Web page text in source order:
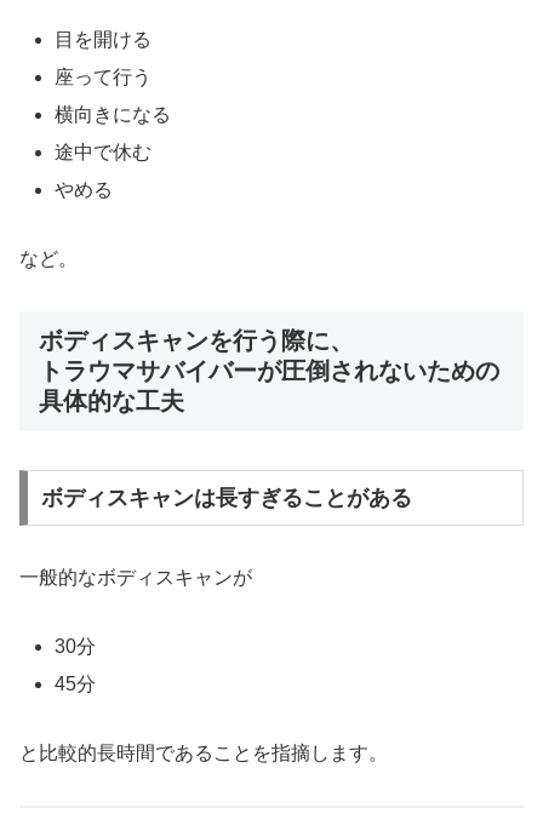
目を開ける
座って行う
横向きになる
途中で休む
やめる
など。
ボディスキャンを行う際に、
トラウマサバイバーが圧倒されないための
具体的な工夫
ボディスキャンは長すぎることがある
一般的なボディスキャンが
30分
45分
と比較的長時間であることを指摘します。